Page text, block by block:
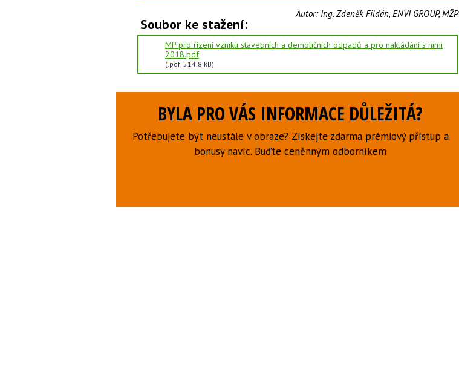
Autor: Ing. Zdeněk Fildán, ENVI GROUP, MŽP
Soubor ke stažení:
MP pro řízení vzniku stavebních a demoličních odpadů a pro nakládání s nimi
2018.pdf
(.pdf, 514.8 kB)
BYLA PRO VÁS INFORMACE DŮLEŽITÁ?
Potřebujete být neustále v obraze? Získejte zdarma prémiový přístup a
bonusy navíc. Buďte ceněnným odborníkem